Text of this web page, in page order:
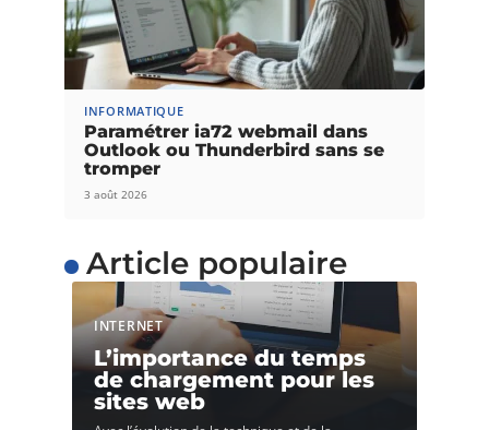
INFORMATIQUE
Paramétrer ia72 webmail dans
Outlook ou Thunderbird sans se
tromper
3 août 2026
Article populaire
INTERNET
L’importance du temps
de chargement pour les
sites web